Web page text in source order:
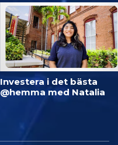
Investera i det bästa
@hemma med Natalia